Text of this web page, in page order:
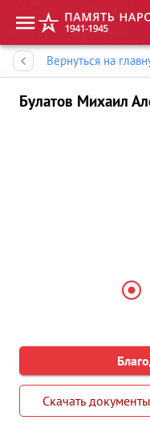
Вернуться на
Булатов Михаил
Скачать документы
Память народа